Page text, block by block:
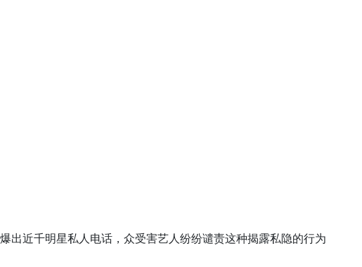
出近千明星私人电话，众受害艺人纷纷谴责这种揭露私隐的行为